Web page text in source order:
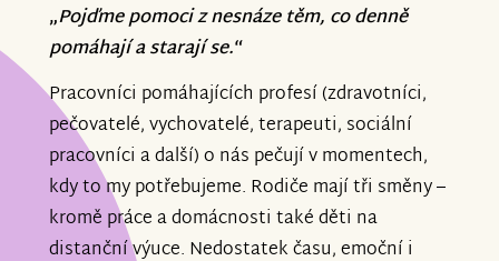
„Pojďme pomoci z nesnáze těm, co denně
pomáhají a starají se.“
Pracovníci pomáhajících profesí (zdravotníci,
pečovatelé, vychovatelé, terapeuti, sociální
pracovníci a další) o nás pečují v momentech,
kdy to my potřebujeme. Rodiče mají tři směny –
kromě práce a domácnosti také děti na
distanční výuce. Nedostatek času, emoční i